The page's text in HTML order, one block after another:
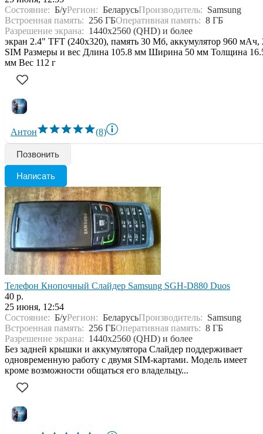
Состояние: Б/уРегион: БеларусьПроизводитель: Samsung
Встроенная память: 256 ГБОперативная память: 8 ГБ
Разрешение экрана: 1440x2560 (QHD) и более
экран 2.4" TFT (240x320), память 30 Мб, аккумулятор 960 мАч,
SIM Размеры и вес Длина 105.8 мм Ширина 50 мм Толщина
мм Вес 112 г
Антон (8)
Позвонить
Написать
Телефон Кнопочный Слайдер Samsung SGH-D880 Duos
40 р.
25 июня, 12:54
Состояние: Б/уРегион: БеларусьПроизводитель: Samsung
Встроенная память: 256 ГБОперативная память: 8 ГБ
Разрешение экрана: 1440x2560 (QHD) и более
Без задней крышки и аккумулятора Слайдер поддерживает
одновременную работу с двумя SIM-картами. Модель имеет
кроме возможности общаться его владельцу...